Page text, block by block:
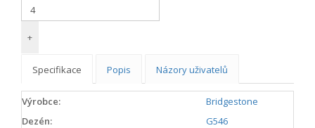
+
Specifikace Popis Názory uživatelů
Výrobce:
Bridgestone
Dezén:
G546